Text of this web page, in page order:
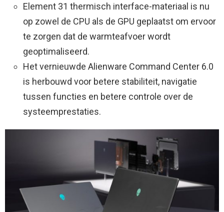
Element 31 thermisch interface-materiaal is nu
op zowel de CPU als de GPU geplaatst om ervoor
te zorgen dat de warmteafvoer wordt
geoptimaliseerd.
Het vernieuwde Alienware Command Center 6.0
is herbouwd voor betere stabiliteit, navigatie
tussen functies en betere controle over de
systeemprestaties.